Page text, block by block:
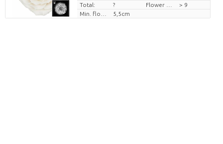
Total:
?
> 9
5,5cm